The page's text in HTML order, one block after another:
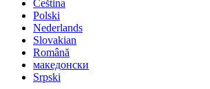
Čeština
Polski
Nederlands
Slovakian
Română
македонски
Srpski